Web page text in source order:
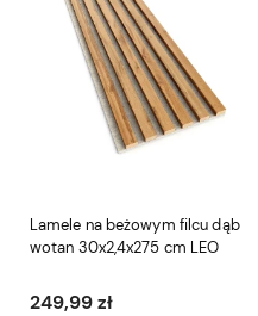
Lamele na beżowym filcu dąb
wotan 30x2,4x275 cm LEO
249,99 zł